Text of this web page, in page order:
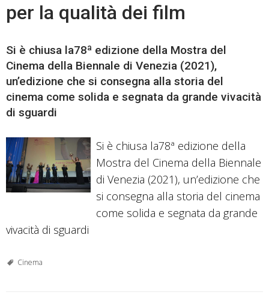
per la qualità dei film
Si è chiusa la78ª edizione della Mostra del
Cinema della Biennale di Venezia (2021),
un’edizione che si consegna alla storia del
cinema come solida e segnata da grande vivacità
di sguardi
Si è chiusa la78ª edizione della
Mostra del Cinema della Biennale
di Venezia (2021), un’edizione che
si consegna alla storia del cinema
come solida e segnata da grande
vivacità di sguardi
Cinema